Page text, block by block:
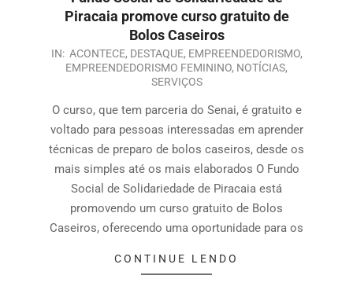
Piracaia promove curso gratuito de
Bolos Caseiros
IN: ACONTECE, DESTAQUE, EMPREENDEDORISMO,
EMPREENDEDORISMO FEMININO, NOTÍCIAS,
SERVIÇOS
O curso, que tem parceria do Senai, é gratuito e
voltado para pessoas interessadas em aprender
técnicas de preparo de bolos caseiros, desde os
mais simples até os mais elaborados O Fundo
Social de Solidariedade de Piracaia está
promovendo um curso gratuito de Bolos
Caseiros, oferecendo uma oportunidade para os
CONTINUE LENDO